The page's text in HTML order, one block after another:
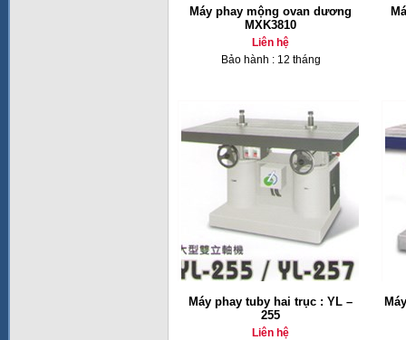
Máy phay mộng ovan dương
MXK3810
Liên hệ
Bảo hành : 12 tháng
Máy phay tuby hai trục : YL –
255
Liên hệ